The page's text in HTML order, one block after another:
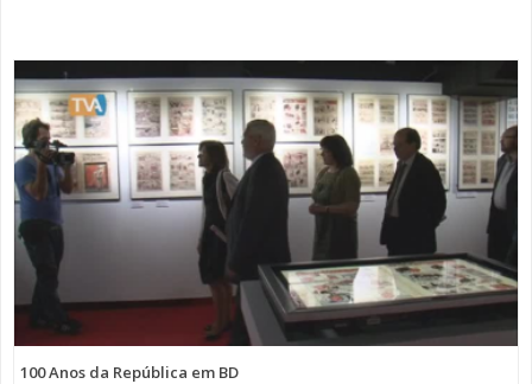
100 Anos da República em BD